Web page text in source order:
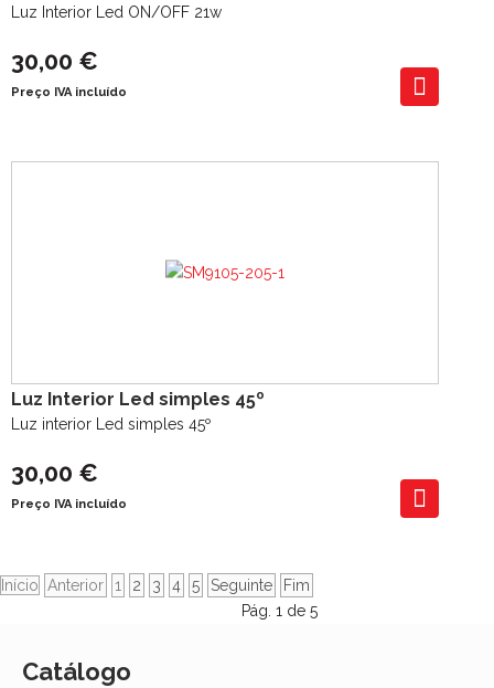
Luz Interior Led ON/OFF 21w
30,00 €
Preço IVA incluído
Luz Interior Led simples 45º
Luz interior Led simples 45º
30,00 €
Preço IVA incluído
Início Anterior 1 2 3 4 5 Seguinte
Fim
Pág. 1 de 5
Catálogo